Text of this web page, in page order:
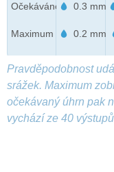
Očekáváno
Maximum
0.3 mm
0.2 mm
Pravděpodobnost
srážek. Maximum
očekávaný úhrn pak
vychází ze 40